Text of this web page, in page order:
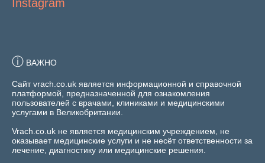
Instagram
ⓘ ВАЖНО
Сайт vrach.co.uk является информационной и справочной
платформой, предназначенной для ознакомления
пользователей с врачами, клиниками и медицинскими
услугами в Великобритании.
Vrach.co.uk не является медицинским учреждением, не
оказывает медицинские услуги и не несёт ответственности за
лечение, диагностику или медицинские решения.